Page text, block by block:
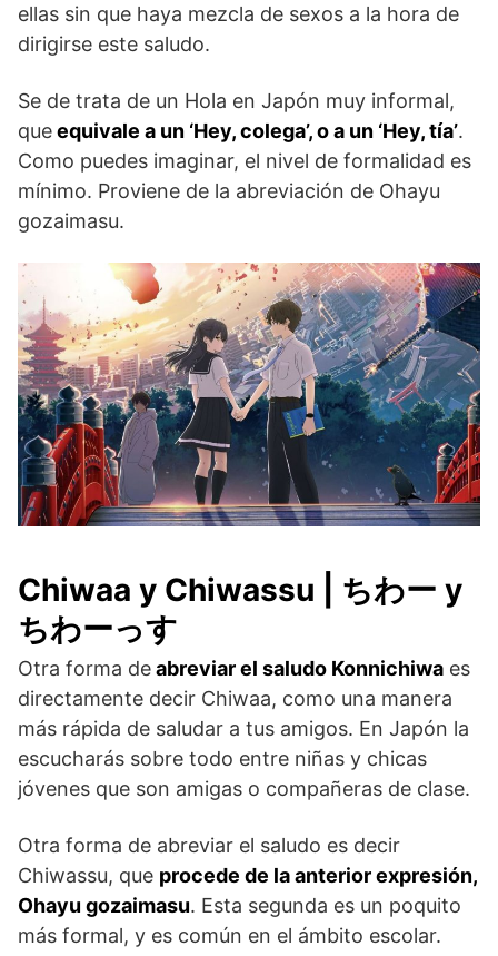
ellas sin que haya mezcla de sexos a la hora de
dirigirse este saludo.
Se de trata de un Hola en Japón muy informal,
queequivale a un ‘Hey, colega’, o a un ‘Hey, tía’.
Como puedes imaginar, el nivel de formalidad es
mínimo. Proviene de la abreviación de Ohayu
gozaimasu.
Chiwaa y Chiwassu | ちわー y
ちわーっす
Otra forma deabreviar el saludo Konnichiwa es
directamente decir Chiwaa, como una manera
más rápida de saludar a tus amigos. En Japón la
escucharás sobre todo entre niñas y chicas
jóvenes que son amigas o compañeras de clase.
Otra forma de abreviar el saludo es decir
Chiwassu, que procede de la anterior expresión,
Ohayu gozaimasu. Esta segunda es un poquito
más formal, y es común en el ámbito escolar.